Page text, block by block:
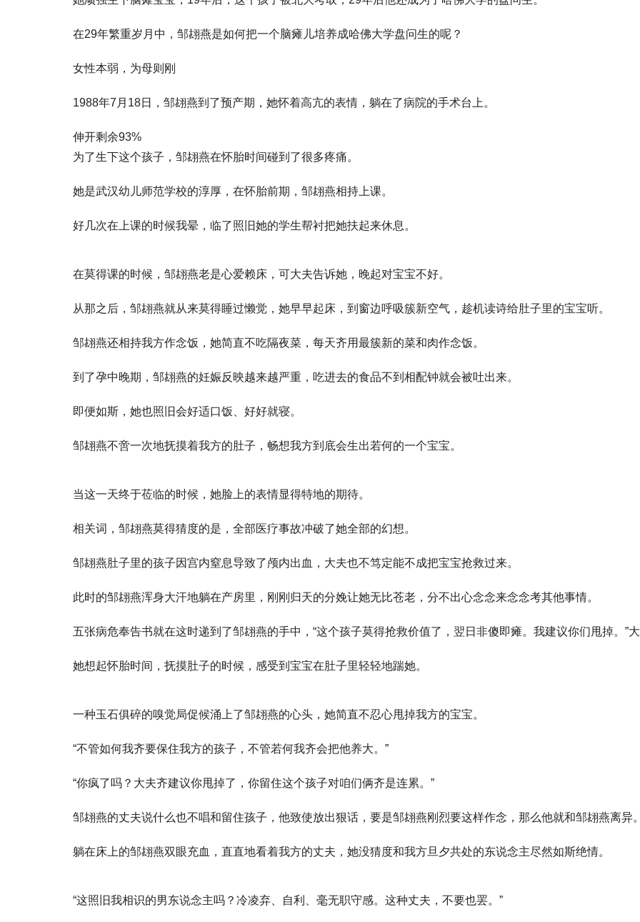
在29年繁重岁月中，邹翃燕是如何把一个脑瘫儿培养成哈佛大学盘问生的呢？
女性本弱，为母则刚
1988年7月18日，邹翃燕到了预产期，她怀着高亢的表情，躺在了病院的手术台上。
伸开剩余93%
为了生下这个孩子，邹翃燕在怀胎时间碰到了很多疼痛。
她是武汉幼儿师范学校的淳厚，在怀胎前期，邹翃燕相持上课。
好几次在上课的时候我晕，临了照旧她的学生帮衬把她扶起来休息。
在莫得课的时候，邹翃燕老是心爱赖床，可大夫告诉她，晚起对宝宝不好。
从那之后，邹翃燕就从来莫得睡过懒觉，她早早起床，到窗边呼吸簇新空气，趁机读诗给肚子里的宝宝听。
邹翃燕还相持我方作念饭，她简直不吃隔夜菜，每天齐用最簇新的菜和肉作念饭。
到了孕中晚期，邹翃燕的妊娠反映越来越严重，吃进去的食品不到相配钟就会被吐出来。
即便如斯，她也照旧会好适口饭、好好就寝。
邹翃燕不啻一次地抚摸着我方的肚子，畅想我方到底会生出若何的一个宝宝。
当这一天终于莅临的时候，她脸上的表情显得特地的期待。
相关词，邹翃燕莫得猜度的是，全部医疗事故冲破了她全部的幻想。
邹翃燕肚子里的孩子因宫内窒息导致了颅内出血，大夫也不笃定能不成把宝宝抢救过来。
此时的邹翃燕浑身大汗地躺在产房里，刚刚归天的分娩让她无比苍老，分不出心念念来念念考其他事情。
五张病危奉告书就在这时递到了邹翃燕的手中，“这个孩子莫得抢救价值了，翌日非傻即瘫。我建议你们甩掉。”
她想起怀胎时间，抚摸肚子的时候，感受到宝宝在肚子里轻轻地踹她。
一种玉石俱碎的嗅觉局促候涌上了邹翃燕的心头，她简直不忍心甩掉我方的宝宝。
“不管如何我齐要保住我方的孩子，不管若何我齐会把他养大。”
“你疯了吗？大夫齐建议你甩掉了，你留住这个孩子对咱们俩齐是连累。”
邹翃燕的丈夫说什么也不唱和留住孩子，他致使放出狠话，要是邹翃燕刚烈要这样作念，那么他就和邹翃燕离异。
躺在床上的邹翃燕双眼充血，直直地看着我方的丈夫，她没猜度和我方旦夕共处的东说念主尽然如斯绝情。
“这照旧我相识的男东说念主吗？冷凌弃、自利、毫无职守感。这种丈夫，不要也罢。”